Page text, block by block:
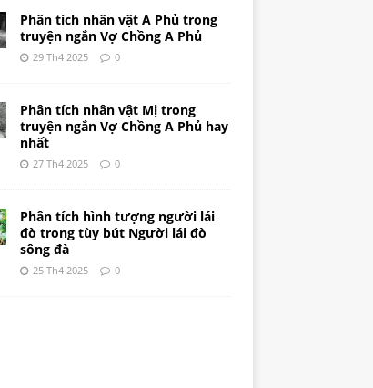
Phân tích nhân vật A Phủ trong
truyện ngắn Vợ Chồng A Phủ
29 Th4 2025 0
Phân tích nhân vật Mị trong
truyện ngắn Vợ Chồng A Phủ hay
nhất
27 Th4 2025 0
Phân tích hình tượng người lái
đò trong tùy bút Người lái đò
sông đà
25 Th4 2025 0